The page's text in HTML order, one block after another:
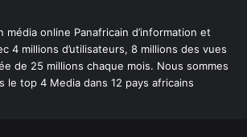
média online Panafricain d’information et
4 millions d’utilisateurs, 8 millions des vues
de 25 millions chaque mois. Nous sommes
le top 4 Media dans 12 pays africains